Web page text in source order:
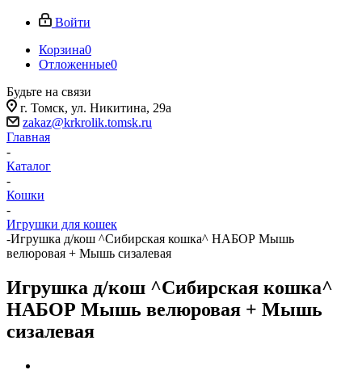
Войти
Корзина0
Отложенные0
Будьте на связи
г. Томск, ​ул. Никитина, 29а
zakaz@krkrolik.tomsk.ru
Главная
-
Каталог
-
Кошки
-
Игрушки для кошек
-Игрушка д/кош ^Сибирская кошка^ НАБОР Мышь
велюровая + Мышь сизалевая
Игрушка д/кош ^Сибирская кошка^
НАБОР Мышь велюровая + Мышь
сизалевая